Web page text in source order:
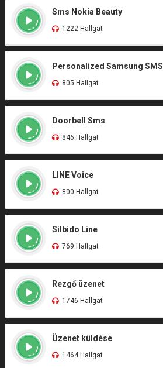
Sms Nokia Beauty
1222 Hallgat
Personalized Samsung SMS
805 Hallgat
Doorbell Sms
846 Hallgat
LINE Voice
800 Hallgat
Silbido Line
769 Hallgat
Rezgő üzenet
1746 Hallgat
Üzenet küldése
1464 Hallgat